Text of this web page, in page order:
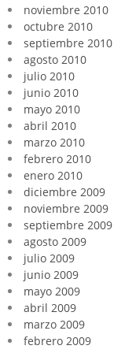
noviembre 2010
octubre 2010
septiembre 2010
agosto 2010
julio 2010
junio 2010
mayo 2010
abril 2010
marzo 2010
febrero 2010
enero 2010
diciembre 2009
noviembre 2009
septiembre 2009
agosto 2009
julio 2009
junio 2009
mayo 2009
abril 2009
marzo 2009
febrero 2009